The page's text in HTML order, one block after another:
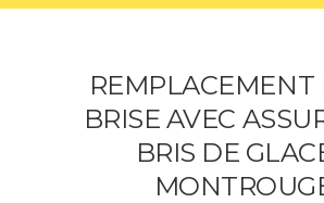
REMPLACEMENT
BRISE AVEC
BRIS DE